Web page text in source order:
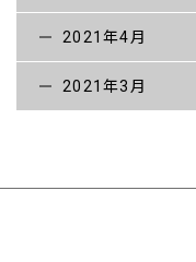
2021年4月
2021年3月